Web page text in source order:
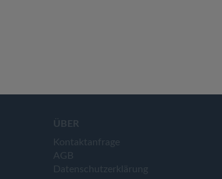
ÜBER
Kontaktanfrage
AGB
Datenschutzerklärung